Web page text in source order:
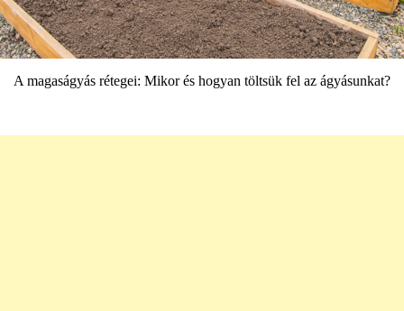
A magaságyás rétegei: Mikor és hogyan töltsük fel az ágyásunkat?